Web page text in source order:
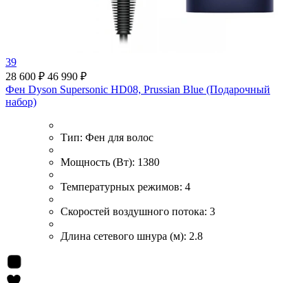
39
28 600 ₽ 46 990 ₽
Фен Dyson Supersonic HD08, Prussian Blue (Подарочный
набор)
Тип: Фен для волос
Мощность (Вт): 1380
Температурных режимов: 4
Скоростей воздушного потока: 3
Длина сетевого шнура (м): 2.8